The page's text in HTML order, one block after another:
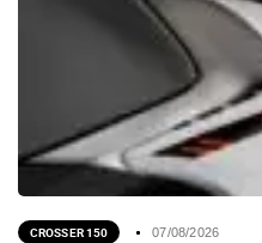
CROSSER 150 07/08/2026